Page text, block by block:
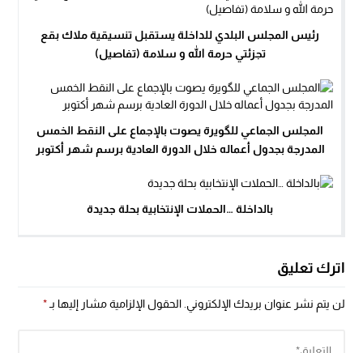
رئيس المجلس البلدي للداخلة يستقبل تنسيقية ملاك بقع
تجزئتي حرمة الله و سلامة (تفاصيل)
المجلس الجماعي للگويرة يصوت بالإجماع على النقط الخمس
المدرجة بجدول أعماله خلال الدورة العادية برسم شهر أكتوبر
بالداخلة …الحملات الإنتخابية بحلة جديدة
اترك تعليق
لن يتم نشر عنوان بريدك الإلكتروني. الحقول الإلزامية مشار إليها بـ*